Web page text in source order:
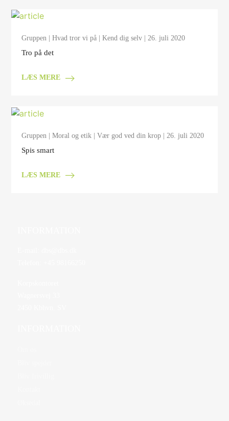
Gruppen |Hvad tror vi på |Kend dig selv | 26. juli 2020
Tro på det
LÆS MERE
Gruppen |Moral og etik |Vær god ved din krop | 26. juli 2020
Spis smart
LÆS MERE